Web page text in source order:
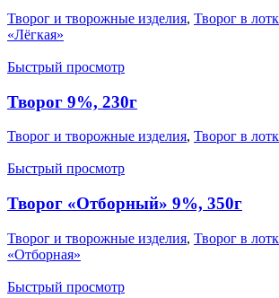
Творог и творожные изделия, Творог в
«Лёгкая»
Быстрый просмотр
Творог 9%, 230г
Творог и творожные изделия, Творог в
Быстрый просмотр
Творог «Отборный» 9%, 350г
Творог и творожные изделия, Творог в
«Отборная»
Быстрый просмотр